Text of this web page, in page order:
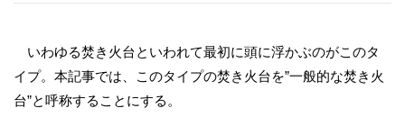
いわゆる焚き火台といわれて最初に頭に浮かぶのがこのタ
イプ。本記事では、このタイプの焚き火台を”一般的な焚き火
台”と呼称することにする。